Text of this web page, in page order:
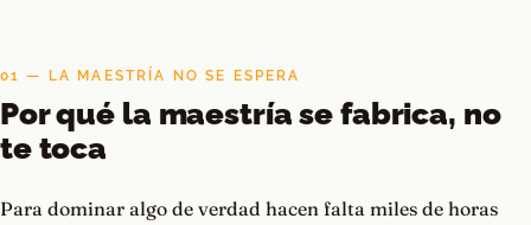
01 — LA MAESTRÍA NO SE ESPERA
Por qué la maestría se fabrica, no
te toca
Para dominar algo de verdad hacen falta miles de horas